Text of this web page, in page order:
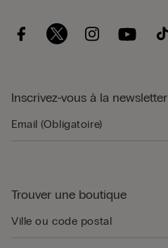
Inscrivez-vous à la newsletter
Trouver une boutique